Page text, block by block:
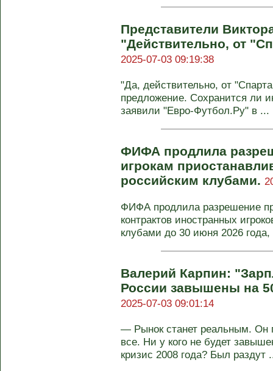
Представители
"Действительно, от
2025-07-03 09:19:38
"Да, действительно, от
предложение. Сохранится ли
заявили "Евро-Футбол.Ру" в ...
ФИФА продлила
игрокам
российским клубами.
ФИФА продлила разрешение
контрактов иностранных
клубами до 30 июня 2026
Валерий Карпин:
России завышены на
2025-07-03 09:01:14
— Рынок станет реальным. Он
все. Ни у кого не будет
кризис 2008 года? Был раздут